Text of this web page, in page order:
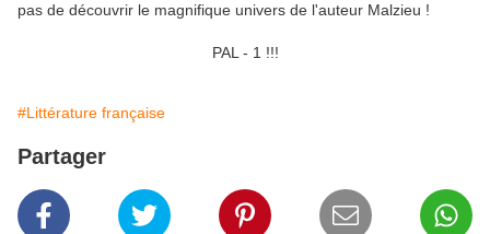
pas de découvrir le magnifique univers de l'auteur Malzieu !
PAL - 1 !!!
#Littérature française
Partager